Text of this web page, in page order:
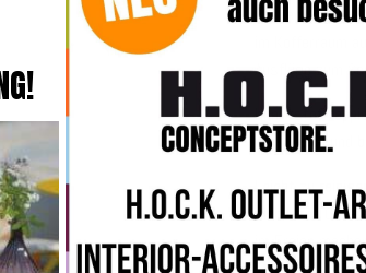
um den
im Kofferraum
Ausflüge zum
aberweichund
Leichtzu
sich keine
im Freien